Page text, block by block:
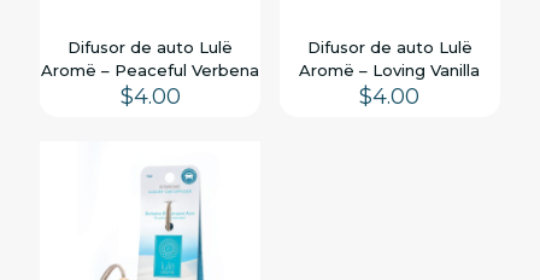
Difusor de auto Lulë
Aromë – Peaceful Verbena
$4.00
Difusor de auto Lulë
Aromë – Loving Vanilla
$4.00